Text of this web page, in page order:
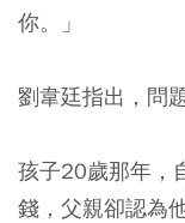
你。」
劉韋廷指出，問
孩子20歲那年，
錢，父親卻認為